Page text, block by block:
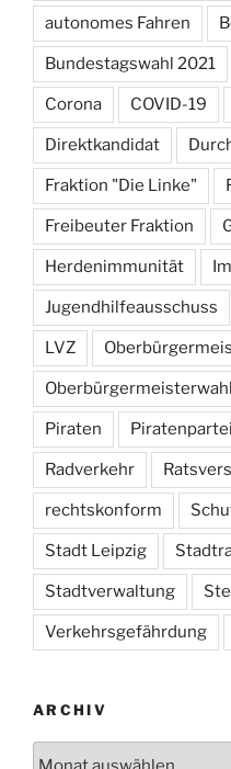
autonomes Fahren
Bundestagswahl 2021
Corona COVID-19
Direktkandidat
Fraktion "Die Linke"
Freibeuter Fraktion
Herdenimmunität
Jugendhilfeausschuss
LVZ
Oberbürgermeisterwahl
Piraten Piratenpartei
Radverkehr
rechtskonform
Stadt Leipzig
Stadtverwaltung
Verkehrsgefährdung
ARCHIV